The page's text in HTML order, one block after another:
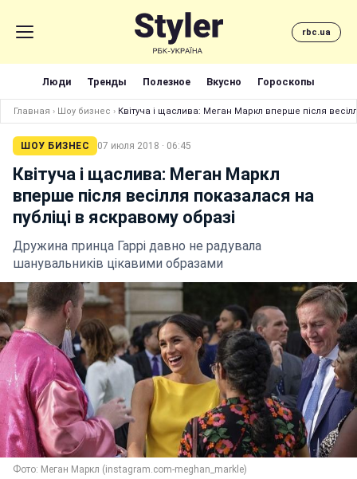
rbc.ua
Люди Тренды Полезное Вкусно Гороскопы
Главная › Шоу бизнес › Квітуча і щаслива: Меган Маркл вперше після
ШОУ БИЗНЕС 07 июля 2018 · 06:45
Квітуча і щаслива: Меган Маркл
вперше після весілля показалася на
публіці в яскравому образі
Дружина принца Гаррі давно не радувала
шанувальників цікавими образами
Фото: Меган Маркл (instagram.com-meghan_markle)